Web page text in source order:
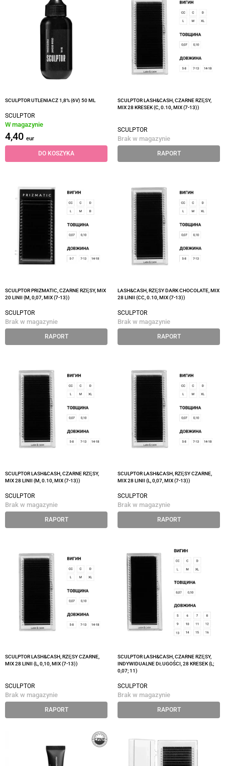
SCULPTOR UTLENIACZ 1,8% (6V) 50 ML
SCULPTOR
W magazynie
4,40 eur
DO KOSZYKA
SCULPTOR LASH&CASH, CZARNE RZĘSY,
MIX 28 KRESEK (C, 0.10, MIX (7-13))
SCULPTOR
Brak w magazynie
RAPORT
SCULPTOR PRIZMATIC, CZARNE RZĘSY, MIX
20 LINII (M, 0,07, MIX (7-13))
SCULPTOR
Brak w magazynie
RAPORT
LASH&CASH, RZĘSY DARK CHOCOLATE, MIX
28 LINII (CC, 0.10, MIX (7-13))
SCULPTOR
Brak w magazynie
RAPORT
SCULPTOR LASH&CASH, CZARNE RZĘSY,
MIX 28 LINII (M, 0.10, MIX (7-13))
SCULPTOR
Brak w magazynie
RAPORT
SCULPTOR LASH&CASH, RZĘSY CZARNE,
MIX 28 LINII (L, 0,07, MIX (7-13))
SCULPTOR
Brak w magazynie
RAPORT
SCULPTOR LASH&CASH, RZĘSY CZARNE,
MIX 28 LINII (L, 0,10, MIX (7-13))
SCULPTOR
Brak w magazynie
RAPORT
SCULPTOR LASH&CASH, CZARNE RZĘSY,
INDYWIDUALNE DŁUGOŚCI, 28 KRESEK (L;
0,07; 11)
SCULPTOR
Brak w magazynie
RAPORT